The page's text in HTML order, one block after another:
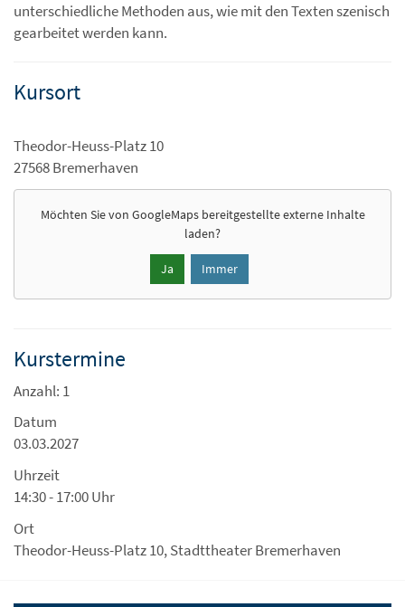
unterschiedliche Methoden aus, wie mit den Texten szenisch
gearbeitet werden kann.
Kursort
Theodor-Heuss-Platz 10
27568 Bremerhaven
Möchten Sie von GoogleMapsbereitgestellte externe Inhalte
laden?
Ja Immer
Kurstermine
Anzahl: 1
Datum
03.03.2027
Uhrzeit
14:30 - 17:00 Uhr
Ort
Theodor-Heuss-Platz 10, Stadttheater Bremerhaven